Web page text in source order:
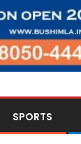
SPORTS